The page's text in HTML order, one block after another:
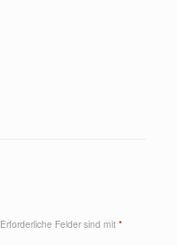
Erforderliche Felder sind mit *